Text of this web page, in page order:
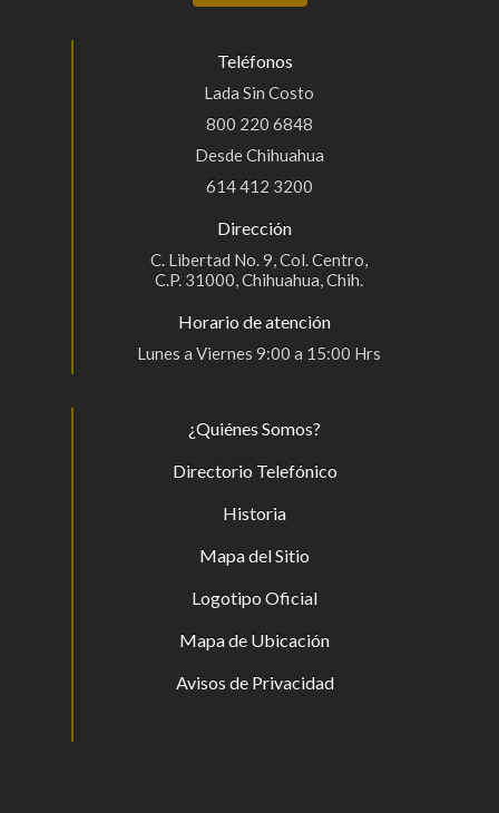
Teléfonos
Lada Sin Costo
800 220 6848
Desde Chihuahua
614 412 3200
Dirección
C. Libertad No. 9, Col. Centro,
C.P. 31000, Chihuahua, Chih.
Horario de atención
Lunes a Viernes 9:00 a 15:00 Hrs
¿Quiénes Somos?
Directorio Telefónico
Historia
Mapa del Sitio
Logotipo Oficial
Mapa de Ubicación
Avisos de Privacidad